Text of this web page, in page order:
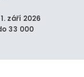
září 2026
33 000